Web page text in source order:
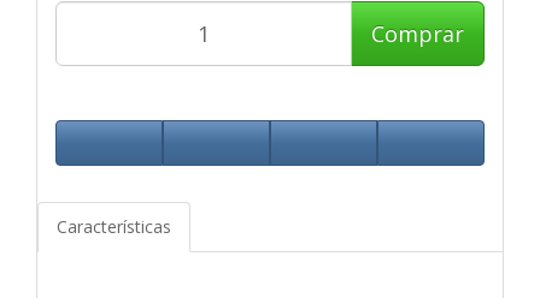
Comprar
Características